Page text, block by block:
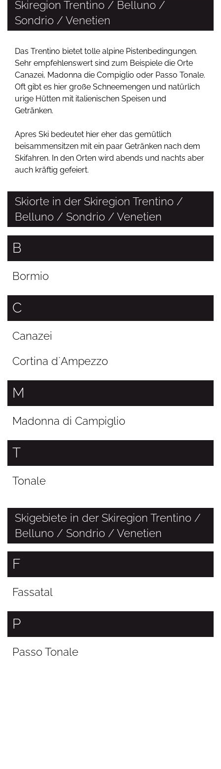
Skiregion Trentino / Belluno /
Sondrio / Venetien
Das Trentino bietet tolle alpine Pistenbedingungen.
Sehr empfehlenswert sind zum Beispiele die Orte
Canazei, Madonna die Compiglio oder Passo Tonale.
Oft gibt es hier große Schneemengen und natürlich
urige Hütten mit italienischen Speisen und
Getränken.
Apres Ski bedeutet hier eher das gemütlich
beisammensitzen mit ein paar Getränken nach dem
Skifahren. In den Orten wird abends und nachts aber
auch kräftig gefeiert.
Skiorte in der Skiregion Trentino /
Belluno / Sondrio / Venetien
B
Bormio
C
Canazei
Cortina d`Ampezzo
M
Madonna di Campiglio
T
Tonale
Skigebiete in der Skiregion Trentino /
Belluno / Sondrio / Venetien
F
Fassatal
P
Passo Tonale